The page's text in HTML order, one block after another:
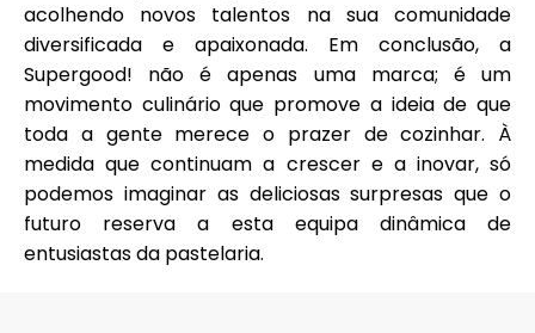
acolhendo novos talentos na sua comunidade
diversificada e apaixonada. Em conclusão, a
Supergood! não é apenas uma marca; é um
movimento culinário que promove a ideia de que
toda a gente merece o prazer de cozinhar. À
medida que continuam a crescer e a inovar, só
podemos imaginar as deliciosas surpresas que o
futuro reserva a esta equipa dinâmica de
entusiastas da pastelaria.